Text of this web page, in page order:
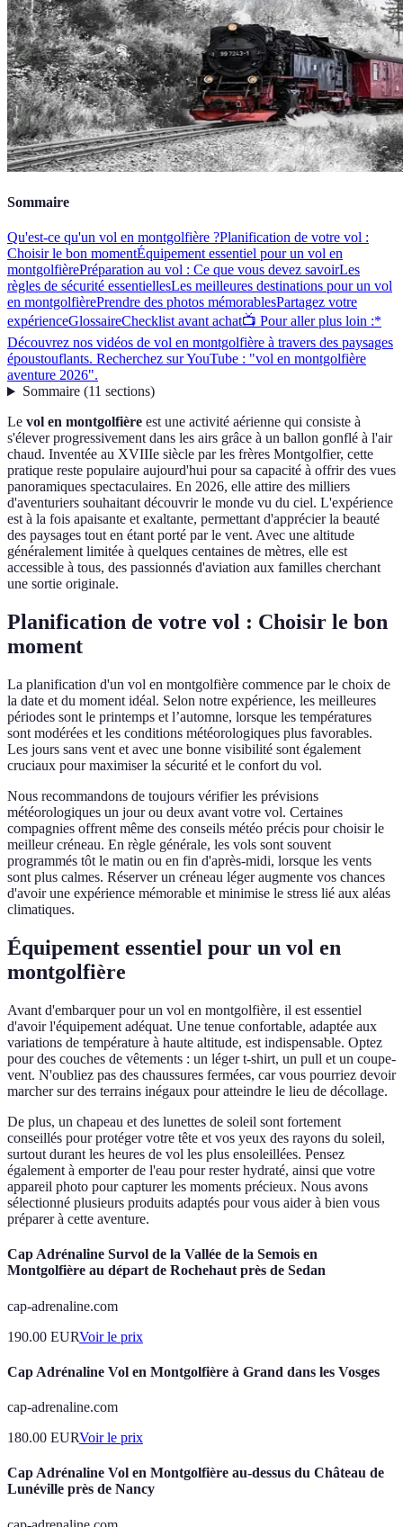
Sommaire
Qu'est-ce qu'un vol en montgolfière ?Planification de votre vol :
Choisir le bon momentÉquipement essentiel pour un vol en
montgolfièrePréparation au vol : Ce que vous devez savoirLes
règles de sécurité essentiellesLes meilleures destinations pour un vol
en montgolfièrePrendre des photos mémorablesPartagez votre
expérienceGlossaireChecklist avant achat📺 Pour aller plus loin :*
Découvrez nos vidéos de vol en montgolfière à travers des paysages
époustouflants. Recherchez sur YouTube : "vol en montgolfière
aventure 2026".
Sommaire(11 sections)
Le vol en montgolfière est une activité aérienne qui consiste à
s'élever progressivement dans les airs grâce à un ballon gonflé à l'air
chaud. Inventée au XVIIIe siècle par les frères Montgolfier, cette
pratique reste populaire aujourd'hui pour sa capacité à offrir des vues
panoramiques spectaculaires. En 2026, elle attire des milliers
d'aventuriers souhaitant découvrir le monde vu du ciel. L'expérience
est à la fois apaisante et exaltante, permettant d'apprécier la beauté
des paysages tout en étant porté par le vent. Avec une altitude
généralement limitée à quelques centaines de mètres, elle est
accessible à tous, des passionnés d'aviation aux familles cherchant
une sortie originale.
Planification de votre vol : Choisir le bon
moment
La planification d'un vol en montgolfière commence par le choix de
la date et du moment idéal. Selon notre expérience, les meilleures
périodes sont le printemps et l’automne, lorsque les températures
sont modérées et les conditions météorologiques plus favorables.
Les jours sans vent et avec une bonne visibilité sont également
cruciaux pour maximiser la sécurité et le confort du vol.
Nous recommandons de toujours vérifier les prévisions
météorologiques un jour ou deux avant votre vol. Certaines
compagnies offrent même des conseils météo précis pour choisir le
meilleur créneau. En règle générale, les vols sont souvent
programmés tôt le matin ou en fin d'après-midi, lorsque les vents
sont plus calmes. Réserver un créneau léger augmente vos chances
d'avoir une expérience mémorable et minimise le stress lié aux aléas
climatiques.
Équipement essentiel pour un vol en
montgolfière
Avant d'embarquer pour un vol en montgolfière, il est essentiel
d'avoir l'équipement adéquat. Une tenue confortable, adaptée aux
variations de température à haute altitude, est indispensable. Optez
pour des couches de vêtements : un léger t-shirt, un pull et un coupe-
vent. N'oubliez pas des chaussures fermées, car vous pourriez devoir
marcher sur des terrains inégaux pour atteindre le lieu de décollage.
De plus, un chapeau et des lunettes de soleil sont fortement
conseillés pour protéger votre tête et vos yeux des rayons du soleil,
surtout durant les heures de vol les plus ensoleillées. Pensez
également à emporter de l'eau pour rester hydraté, ainsi que votre
appareil photo pour capturer les moments précieux. Nous avons
sélectionné plusieurs produits adaptés pour vous aider à bien vous
préparer à cette aventure.
Cap Adrénaline Survol de la Vallée de la Semois en
Montgolfière au départ de Rochehaut près de Sedan
cap-adrenaline.com
190.00 EURVoir le prix
Cap Adrénaline Vol en Montgolfière à Grand dans les Vosges
cap-adrenaline.com
180.00 EURVoir le prix
Cap Adrénaline Vol en Montgolfière au-dessus du Château de
Lunéville près de Nancy